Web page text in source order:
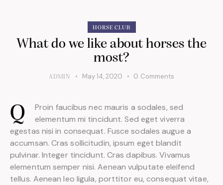
HORSE CLUB
What do we like about horses the
most?
ADMIN May 14, 2020 0 Comments
Q
Proin faucibus nec mauris a sodales, sed
elementum mi tincidunt. Sed eget viverra
egestas nisi in consequat. Fusce sodales augue a
accumsan. Cras sollicitudin, ipsum eget blandit
pulvinar. Integer tincidunt. Cras dapibus. Vivamus
elementum semper nisi. Aenean vulputate eleifend
tellus. Aenean leo ligula, porttitor eu, consequat vitae,